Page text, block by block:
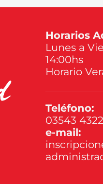
Horarios
Lunes a
14:00hs
Horario
Teléfono:
03543
e-mail: